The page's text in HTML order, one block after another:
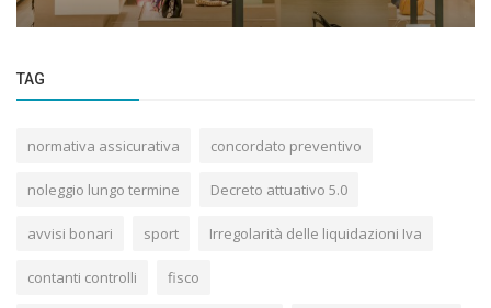
TAG
normativa assicurativa concordato preventivo
noleggio lungo termine Decreto attuativo 5.0
avvisi bonari sport Irregolarità delle liquidazioni Iva
contanti controlli fisco